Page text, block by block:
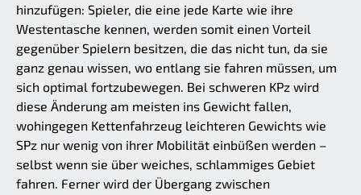
hinzufügen: Spieler, die eine jede Karte wie ihre
Westentasche kennen, werden somit einen Vorteil
gegenüber Spielern besitzen, die das nicht tun, da sie
ganz genau wissen, wo entlang sie fahren müssen, um
sich optimal fortzubewegen. Bei schweren KPz wird
diese Änderung am meisten ins Gewicht fallen,
wohingegen Kettenfahrzeug leichteren Gewichts wie
SPz nur wenig von ihrer Mobilität einbüßen werden –
selbst wenn sie über weiches, schlammiges Gebiet
fahren. Ferner wird der Übergang zwischen